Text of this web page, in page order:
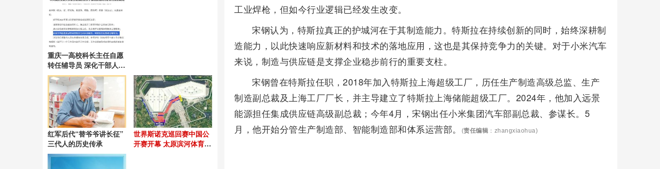
工业焊枪，但如今行业逻辑已经发生改变。
宋钢认为，特斯拉真正的护城河在于其制造能力。特斯拉在持续创新的同时，始终深耕制
造能力，以此快速响应新材料和技术的落地应用，这也是其保持竞争力的关键。对于小米汽车
来说，制造与供应链是支撑企业稳步前行的重要支柱。
宋钢曾在特斯拉任职，2018年加入特斯拉上海超级工厂，历任生产制造高级总监、生产
制造副总裁及上海工厂厂长，并主导建立了特斯拉上海储能超级工厂。2024年，他加入远景
能源担任集成供应链高级副总裁；今年4月，宋钢出任小米集团汽车部副总裁、参谋长。5
月，他开始分管生产制造部、智能制造部和体系运营部。
(责任编辑 ：zhangxiaohua)
重庆一高校科长主任自愿
转任辅导员 深化干部人事
制度改革
红军后代“替爷爷讲长征”
三代人的历史传承
世界斯诺克巡回赛中国公
开赛开幕 太原滨河体育中